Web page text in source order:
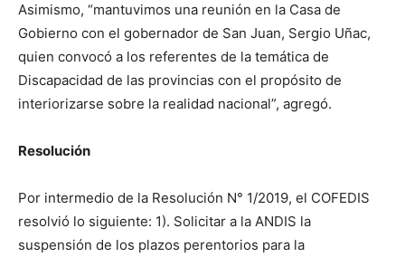
Asimismo, “mantuvimos una reunión en la Casa de
Gobierno con el gobernador de San Juan, Sergio Uñac,
quien convocó a los referentes de la temática de
Discapacidad de las provincias con el propósito de
interiorizarse sobre la realidad nacional”, agregó.
Resolución
Por intermedio de la Resolución N° 1/2019, el COFEDIS
resolvió lo siguiente: 1). Solicitar a la ANDIS la
suspensión de los plazos perentorios para la